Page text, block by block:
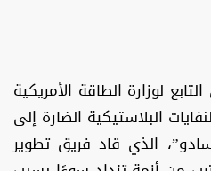
لوزارة الطاقة الأمريكية
البلاستيكية الضارة إلى
الذي قاد فريق تطوير